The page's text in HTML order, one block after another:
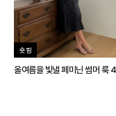
숏핑
올여름을 빛낼 페미닌 썸머 룩